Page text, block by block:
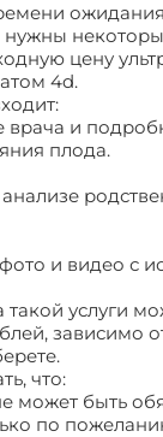
нужны
цену
4d.
врача и
плода.
и видео с
услуги
зависимо
что:
может быть
по